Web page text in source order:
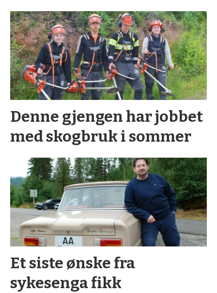
Denne gjengen har jobbet
med skogbruk i sommer
Et siste ønske fra
sykesenga fikk